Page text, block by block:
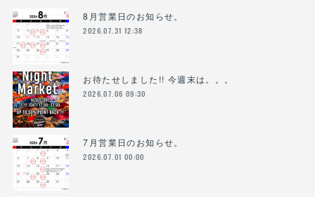
8月営業日のお知らせ。
2026.07.31 12:38
お待たせしました!! 今週末は。。。
2026.07.06 09:30
7月営業日のお知らせ。
2026.07.01 00:00